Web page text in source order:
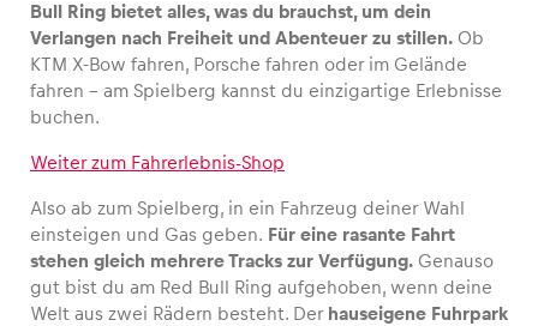
Bull Ring bietet alles, was du brauchst, um dein
Verlangen nach Freiheit und Abenteuer zu stillen. Ob
KTM X-Bow fahren, Porsche fahren oder im Gelände
fahren – am Spielberg kannst du einzigartige Erlebnisse
buchen.
Weiter zum Fahrerlebnis-Shop
Also ab zum Spielberg, in ein Fahrzeug deiner Wahl
einsteigen und Gas geben. Für eine rasante Fahrt
stehen gleich mehrere Tracks zur Verfügung. Genauso
gut bist du am Red Bull Ring aufgehoben, wenn deine
Welt aus zwei Rädern besteht. Der hauseigene Fuhrpark